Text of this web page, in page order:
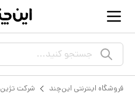
جستجو کنید...
فروشگاه اینترنتی این‌چند شرکت تژین